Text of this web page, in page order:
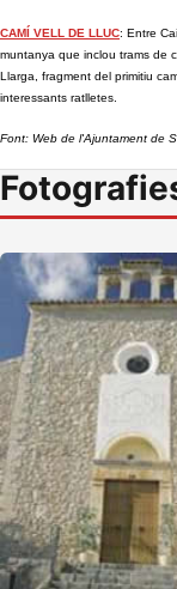
CAMÍ VELL DE LLUC: Entre
muntanya que inclou trams de
Llarga, fragment del primitiu
interessants ratlletes.
Font: Web de l'Ajuntament de